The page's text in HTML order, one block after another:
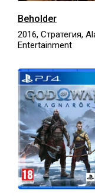
Beholder
2016, Стратегия,
Entertainment